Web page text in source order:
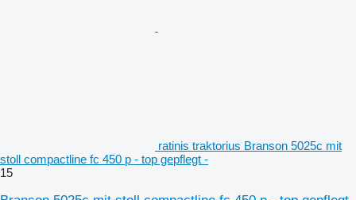
ratinis traktorius Branson 5025c mit
stoll compactline fc 450 p - top gepflegt -
15